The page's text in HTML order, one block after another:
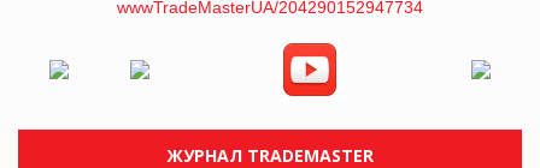
ЖУРНАЛ TRADEMASTER